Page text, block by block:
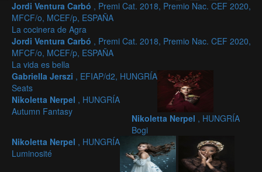
Jordi Ventura Carbó , Premi Cat. 2018, Premio Nac. CEF 2020,
MFCF/o, MCEF/p, ESPAÑA
La cocinera de Agra
Jordi Ventura Carbó , Premi Cat. 2018, Premio Nac. CEF 2020,
MFCF/o, MCEF/p, ESPAÑA
La vida es bella
Gabriella Jerszi , EFIAP/d2, HUNGRÍA
Seats
Nikoletta Nerpel , HUNGRÍA
Autumn Fantasy
Nikoletta Nerpel , HUNGRÍA
Bogi
Nikoletta Nerpel , HUNGRÍA
Luminosité